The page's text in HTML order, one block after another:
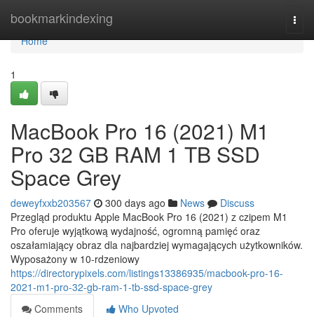
bookmarkindexing
Home
Home
1
MacBook Pro 16 (2021) M1
Pro 32 GB RAM 1 TB SSD
Space Grey
deweyfxxb203567 300 days ago News
Discuss
Przegląd produktu Apple MacBook Pro 16 (2021) z czipem M1
Pro oferuje wyjątkową wydajność, ogromną pamięć oraz
oszałamiający obraz dla najbardziej wymagających użytkowników.
Wyposażony w 10-rdzeniowy
https://directorypixels.com/listings13386935/macbook-pro-16-
2021-m1-pro-32-gb-ram-1-tb-ssd-space-grey
Comments
Who Upvoted